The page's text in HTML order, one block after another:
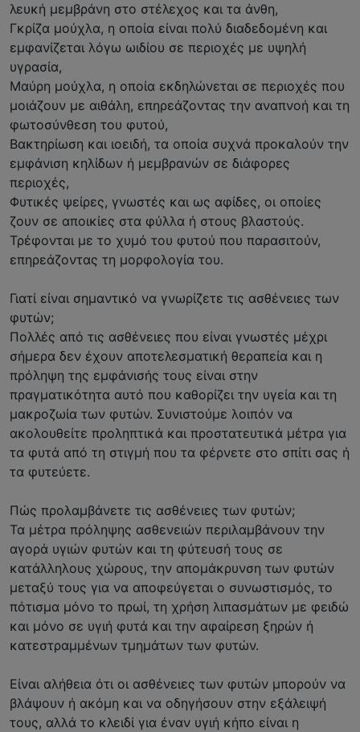
λευκή μεμβράνη στο στέλεχος και τα άνθη,
Γκρίζα μούχλα, η οποία είναι πολύ διαδεδομένη και
εμφανίζεται λόγω ωιδίου σε περιοχές με υψηλή
υγρασία,
Μαύρη μούχλα, η οποία εκδηλώνεται σε περιοχές που
μοιάζουν με αιθάλη, επηρεάζοντας την αναπνοή και τη
φωτοσύνθεση του φυτού,
Βακτηρίωση και ιοειδή, τα οποία συχνά προκαλούν την
εμφάνιση κηλίδων ή μεμβρανών σε διάφορες
περιοχές,
Φυτικές ψείρες, γνωστές και ως αφίδες, οι οποίες
ζουν σε αποικίες στα φύλλα ή στους βλαστούς.
Τρέφονται με το χυμό του φυτού που παρασιτούν,
επηρεάζοντας τη μορφολογία του.
Γιατί είναι σημαντικό να γνωρίζετε τις ασθένειες των
φυτών;
Πολλές από τις ασθένειες που είναι γνωστές μέχρι
σήμερα δεν έχουν αποτελεσματική θεραπεία και η
πρόληψη της εμφάνισής τους είναι στην
πραγματικότητα αυτό που καθορίζει την υγεία και τη
μακροζωία των φυτών. Συνιστούμε λοιπόν να
ακολουθείτε προληπτικά και προστατευτικά μέτρα για
τα φυτά από τη στιγμή που τα φέρνετε στο σπίτι σας ή
τα φυτεύετε.
Πώς προλαμβάνετε τις ασθένειες των φυτών;
Τα μέτρα πρόληψης ασθενειών περιλαμβάνουν την
αγορά υγιών φυτών και τη φύτευσή τους σε
κατάλληλους χώρους, την απομάκρυνση των φυτών
μεταξύ τους για να αποφεύγεται ο συνωστισμός, το
πότισμα μόνο το πρωί, τη χρήση λιπασμάτων με φειδώ
και μόνο σε υγιή φυτά και την αφαίρεση ξηρών ή
κατεστραμμένων τμημάτων των φυτών.
Είναι αλήθεια ότι οι ασθένειες των φυτών μπορούν να
βλάψουν ή ακόμη και να οδηγήσουν στην εξάλειψή
τους, αλλά το κλειδί για έναν υγιή κήπο είναι η